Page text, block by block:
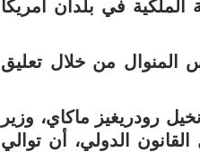
في بلدان أمريكا
المنوال من خلال تعليق
رودريغيز ماكاي، وزير
الدولي، أن توالي